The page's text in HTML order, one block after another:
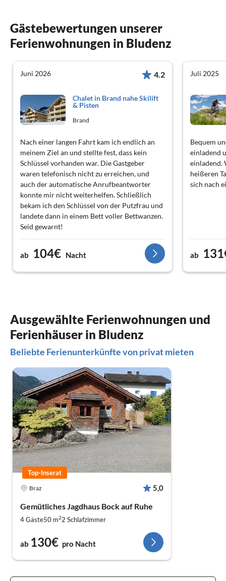
Gästebewertungen unserer
Ferienwohnungen in Bludenz
Juni 2026 4.2
Chalet in Brand nahe Skilift
& Pisten
Brand
Nach einer langen Fahrt kam ich endlich an
meinem Ziel an und stellte fest, dass kein
Schlüssel vorhanden war. Die Gastgeber
waren telefonisch nicht zu erreichen, und
auch der automatische Anrufbeantworter
konnte mir nicht weiterhelfen. Schließlich
bekam ich den Schlüssel von der Putzfrau und
landete dann in einem Bett voller Bettwanzen.
Seid gewarnt!
ab 104€ Nacht
Juli 2025
Bequem
einladend
einladend.
heißeren
sich nach
ab
Ausgewählte Ferienwohnungen und
Ferienhäuser in Bludenz
Beliebte Ferienunterkünfte von privat mieten
Braz 5,0
Gemütliches Jagdhaus Bock auf Ruhe
4 Gäste50 m22 Schlafzimmer
ab 130€ pro Nacht
Top-Inserat